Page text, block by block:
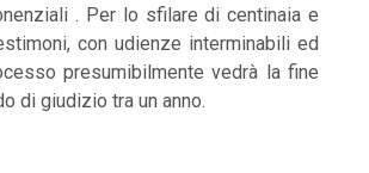
. Per lo sfilare di centinaia e
con udienze interminabili ed
presumibilmente vedrà la fine
di giudizio tra un anno.